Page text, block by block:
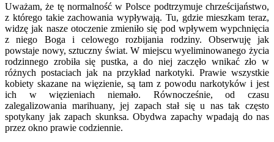
Uważam, że tę normalność w Polsce podtrzymuje chrześcijaństwo,
z którego takie zachowania wypływają. Tu, gdzie mieszkam teraz,
widzę jak nasze otoczenie zmieniło się pod wpływem wypchnięcia
z niego Boga i celowego rozbijania rodziny. Obserwuję jak
powstaje nowy, sztuczny świat. W miejscu wyeliminowanego życia
rodzinnego zrobiła się pustka, a do niej zaczęło wnikać zło w
różnych postaciach jak na przykład narkotyki. Prawie wszystkie
kobiety skazane na więzienie, są tam z powodu narkotyków i jest
ich w więzieniach niemało. Równocześnie, od czasu
zalegalizowania marihuany, jej zapach stał się u nas tak często
spotykany jak zapach skunksa. Obydwa zapachy wpadają do nas
przez okno prawie codziennie.